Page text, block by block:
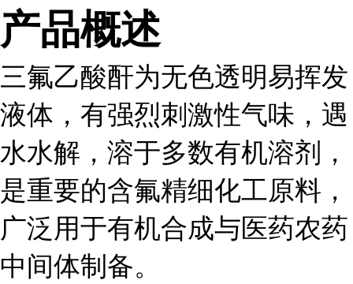
产品概述
三氟乙酸酐为无色透明易挥发
液体，有强烈刺激性气味，遇
水水解，溶于多数有机溶剂，
是重要的含氟精细化工原料，
广泛用于有机合成与医药农药
中间体制备。